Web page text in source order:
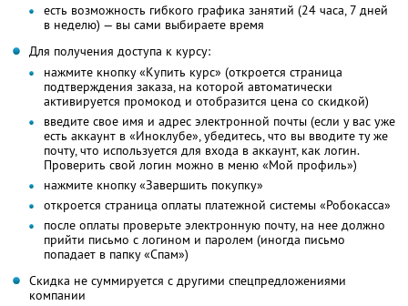
есть возможность гибкого графика занятий (24 часа, 7 дней
в неделю) — вы сами выбираете время
Для получения доступа к курсу:
нажмите кнопку «Купить курс» (откроется страница
подтверждения заказа, на которой автоматически
активируется промокод и отобразится цена со скидкой)
введите свое имя и адрес электронной почты (если у вас уже
есть аккаунт в «Иноклубе», убедитесь, что вы вводите ту же
почту, что используется для входа в аккаунт, как логин.
Проверить свой логин можно в меню «Мой профиль»)
нажмите кнопку «Завершить покупку»
откроется страница оплаты платежной системы «Робокасса»
после оплаты проверьте электронную почту, на нее должно
прийти письмо с логином и паролем (иногда письмо
попадает в папку «Спам»)
Скидка не суммируется с другими спецпредложениями
компании